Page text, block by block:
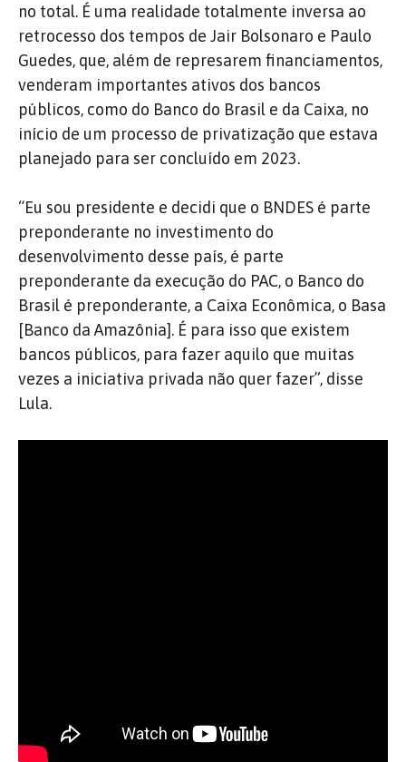
no total. É uma realidade totalmente inversa ao
retrocesso dos tempos de Jair Bolsonaro e Paulo
Guedes, que, além de represarem financiamentos,
venderam importantes ativos dos bancos
públicos, como do Banco do Brasil e da Caixa, no
início de um processo de privatização que estava
planejado para ser concluído em 2023.
“Eu sou presidente e decidi que o BNDES é parte
preponderante no investimento do
desenvolvimento desse país, é parte
preponderante da execução do PAC, o Banco do
Brasil é preponderante, a Caixa Econômica, o Basa
[Banco da Amazônia]. É para isso que existem
bancos públicos, para fazer aquilo que muitas
vezes a iniciativa privada não quer fazer”, disse
Lula.